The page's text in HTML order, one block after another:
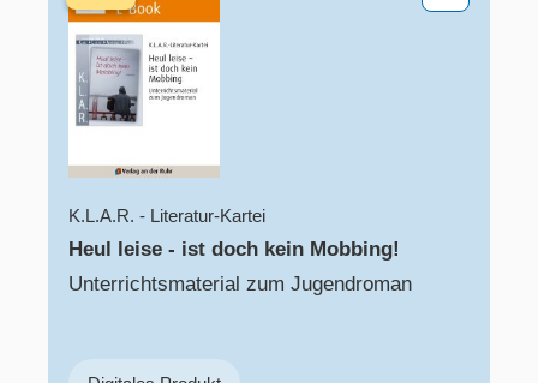
K.L.A.R. - Literatur-Kartei
Heul leise - ist doch kein Mobbing!
Unterrichtsmaterial zum Jugendroman